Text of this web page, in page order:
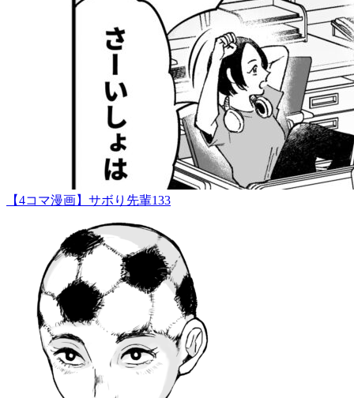
【4コマ漫画】サボり先輩133